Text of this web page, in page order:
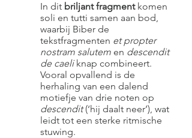
In dit briljant fragmentkomen
soli en tutti samen aan bod,
waarbij Biber de
tekstfragmenten et propter
nostram salutem en descendit
de caeliknap combineert.
Vooral opvallend is de
herhaling van een dalend
motiefje van drie noten op
descendit(‘hij daalt neer’), wat
leidt tot een sterke ritmische
stuwing.